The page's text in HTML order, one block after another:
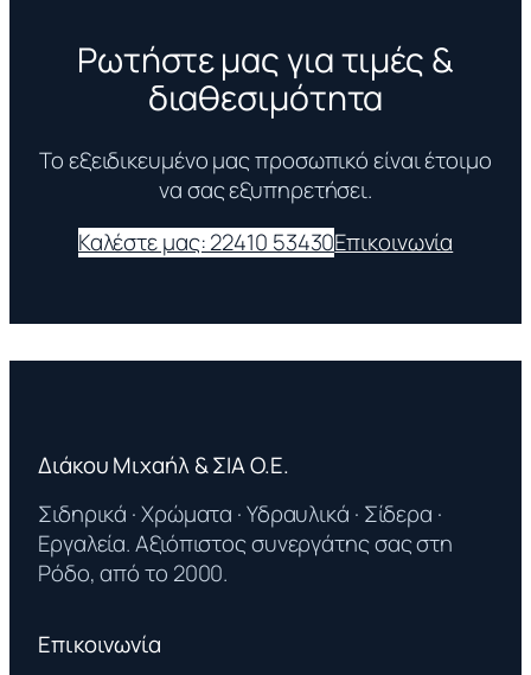
Ρωτήστε μας για τιμές &
διαθεσιμότητα
Το εξειδικευμένο μας προσωπικό είναι έτοιμο
να σας εξυπηρετήσει.
Καλέστε μας: 22410 53430Επικοινωνία
Διάκου Μιχαήλ & ΣΙΑ Ο.Ε.
Σιδηρικά · Χρώματα · Υδραυλικά · Σίδερα ·
Εργαλεία. Αξιόπιστος συνεργάτης σας στη
Ρόδο, από το 2000.
Επικοινωνία